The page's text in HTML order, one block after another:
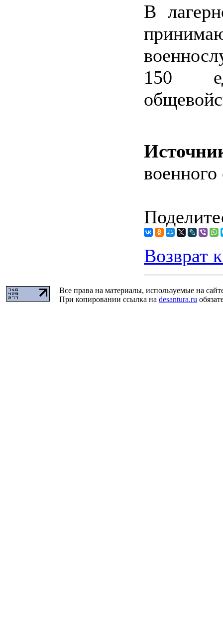
В
150
военного
Возврат
Все права на материалы, используемые на
При копировании ссылка на desantura.ru